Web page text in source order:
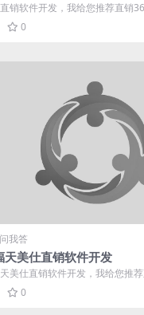
销软件开发，我给您推荐直销
件行业多年，有着多种制度...
0
我答
天美仕直销软件开发
美仕直销软件开发，我给您推
直销软件行业多年，有着多...
0